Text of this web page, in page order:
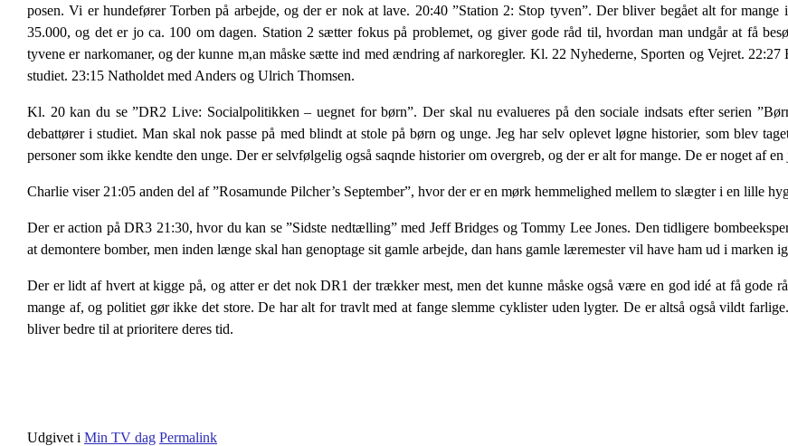
posen. Vi er hundefører Torben på arbejde, og der er nok at lave. 20:40 ”Station 2: Stop tyven”. Der bliver begået alt for mange
35.000, og det er jo ca. 100 om dagen. Station 2 sætter fokus på problemet, og giver gode råd til, hvordan man undgår at få
tyvene er narkomaner, og der kunne m,an måske sætte ind med ændring af narkoregler. Kl. 22 Nyhederne, Sporten og Vejret.
studiet. 23:15 Natholdet med Anders og Ulrich Thomsen.
Kl. 20 kan du se ”DR2 Live: Socialpolitikken – uegnet for børn”. Der skal nu evalueres på den sociale indsats efter serien
debattører i studiet. Man skal nok passe på med blindt at stole på børn og unge. Jeg har selv oplevet løgne historier, som blev
personer som ikke kendte den unge. Der er selvfølgelig også saqnde historier om overgreb, og der er alt for mange. De er noget af
Charlie viser 21:05 anden del af ”Rosamunde Pilcher’s September”, hvor der er en mørk hemmelighed mellem to slægter i en lille
Der er action på DR3 21:30, hvor du kan se ”Sidste nedtælling” med Jeff Bridges og Tommy Lee Jones. Den tidligere
at demontere bomber, men inden længe skal han genoptage sit gamle arbejde, dan hans gamle læremester vil have ham ud i marken
Der er lidt af hvert at kigge på, og atter er det nok DR1 der trækker mest, men det kunne måske også være en god idé at få gode
mange af, og politiet gør ikke det store. De har alt for travlt med at fange slemme cyklister uden lygter. De er altså også vildt
bliver bedre til at prioritere deres tid.
Udgivet i Min TV dag Permalink